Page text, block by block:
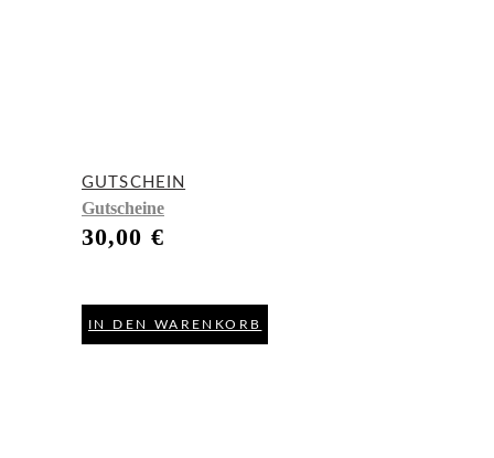
GUTSCHEIN
Gutscheine
30,00 €
IN DEN WARENKORB